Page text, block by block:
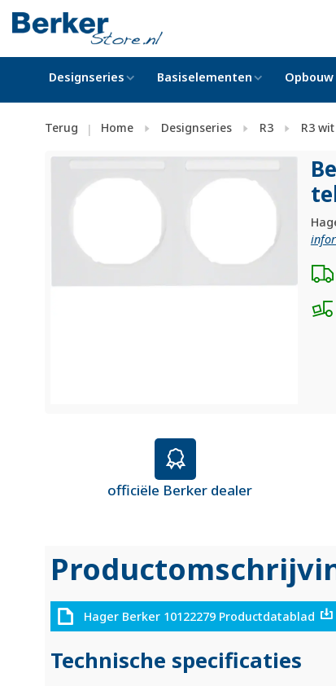
Designseries Basiselementen
Terug | Home Designseries R3 R3 wit
officiële Berker dealer
Hager Berker 10122279 Productdatablad
Technische specificaties